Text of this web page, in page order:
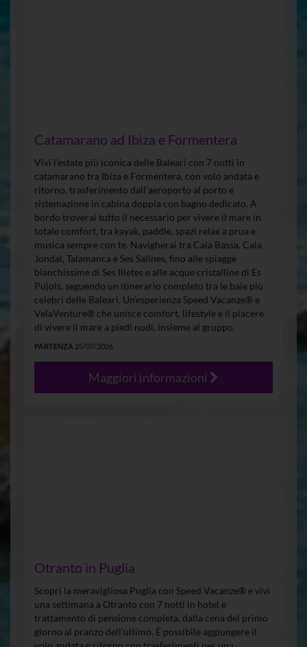
Catamarano ad Ibiza e Formentera
Vivi l’estate più iconica delle Baleari con 7 notti in
catamarano tra Ibiza e Formentera, con volo andata e
ritorno, trasferimento dall’aeroporto al porto e
sistemazione in cabina doppia con bagno dedicato. A
bordo troverai tutto il necessario per vivere il mare in
totale comfort, tra kayak, paddle, spazi relax a prua e
musica sempre con te. Navigherai tra Cala Bassa, Cala
Jondal, Talamanca e Ses Salines, fino alle spiagge
bianchissime di Ses Illetes e alle acque cristalline di Es
Pujols, seguendo un itinerario completo tra le baie più
celebri delle Baleari. Un’esperienza Speed Vacanze® e
VelaVenture® che unisce comfort, lifestyle e il piacere
di vivere il mare a piedi nudi, insieme al gruppo.
PARTENZA 25/07/2026
Maggiori informazioni
Otranto in Puglia
Scopri la meravigliosa Puglia con Speed Vacanze® e vivi
una settimana a Otranto con 7 notti in hotel e
trattamento di pensione completa, dalla cena del primo
giorno al pranzo dell’ultimo. È possibile aggiungere il